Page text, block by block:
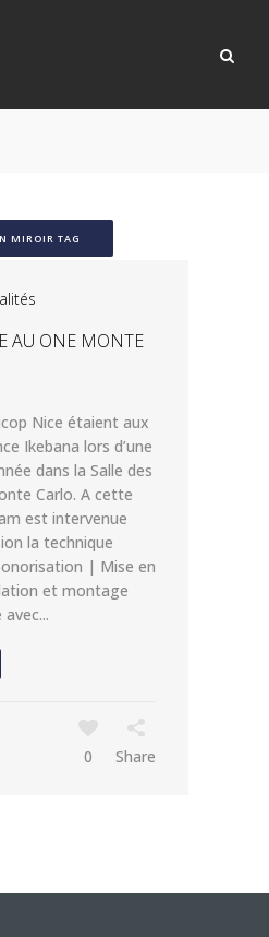
MIROIR TAG
AU ONE MONTE
Nice étaient aux
Ikebana lors d’une
dans la Salle des
Carlo. A cette
est intervenue
la technique
| Mise en
et montage
0 Share